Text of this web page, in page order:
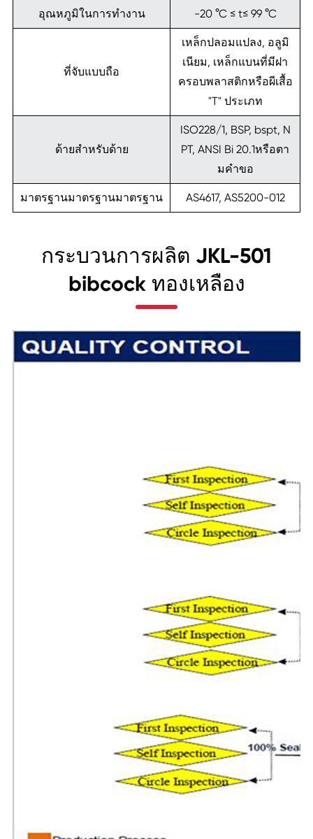
อุณหภูมิในการทำงาน -20 °C ≤ t≤ 99 °C
ที่จับแบบถือ
เหล็กปลอมแปลง, อลูมิ
เนียม, เหล็กแบนที่มีฝา
ครอบพลาสติกหรือผีเสื้อ
"T" ประเภท
ด้ายสำหรับด้าย
ISO228/1, BSP, bspt, N
PT, ANSI Bi 20.1หรือตา
มคำขอ
มาตรฐานมาตรฐานมาตรฐาน AS4617, AS5200-012
กระบวนการผลิต JKL-501
bibcock ทองเหลือง